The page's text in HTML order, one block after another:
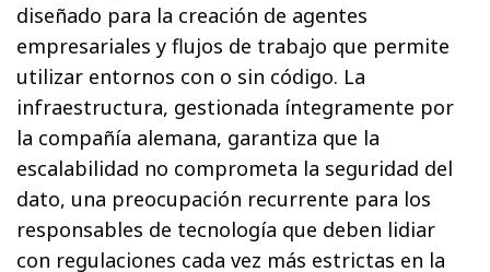
diseñado para la creación de agentes
empresariales y flujos de trabajo que permite
utilizar entornos con o sin código. La
infraestructura, gestionada íntegramente por
la compañía alemana, garantiza que la
escalabilidad no comprometa la seguridad del
dato, una preocupación recurrente para los
responsables de tecnología que deben lidiar
con regulaciones cada vez más estrictas en la